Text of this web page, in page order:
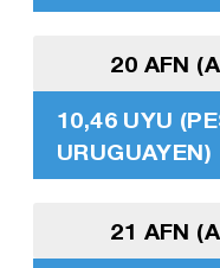
20 AFN
10,46 UYU
URUGUAYEN)
21 AFN